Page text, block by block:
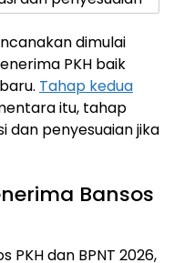
dimulai
PKH baik
Tahap kedua
itu, tahap
dan penyesuaian jika
Bansos
dan BPNT 2026,